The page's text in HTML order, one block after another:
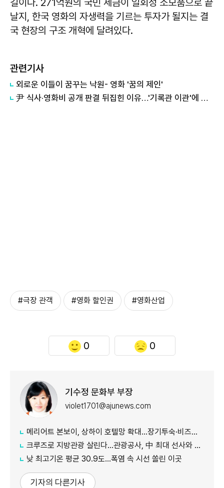
날지, 한국 영화의 자생력을 기르는 투자가 될지는 결
국 현장의 구조 개혁에 달려있다.
관련기사
외로운 이들이 꿈꾸는 낙원- 영화 '꿈의 제인'
尹 식사·영화비 공개 판결 뒤집힌 이유…'기록관 이관'에 소송 실익 쟁점
#극장 관객 #영화 할인권 #영화산업
0 0
기수정 문화부 부장
violet1701@ajunews.com
메리어트 본보이, 상하이 호텔망 확대…장기투숙·비즈니스 수요 공략
크루즈로 지방관광 살린다…관광공사, 中 최대 선사와 맞손
낮 최고기온 평균 30.9도…폭염 속 시선 쏠린 이곳
기자의 다른기사